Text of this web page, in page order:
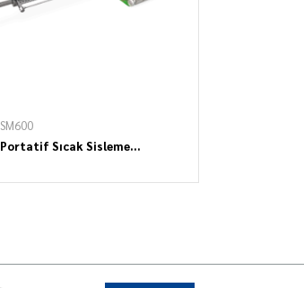
SM600
Portatif Sıcak Sisleme